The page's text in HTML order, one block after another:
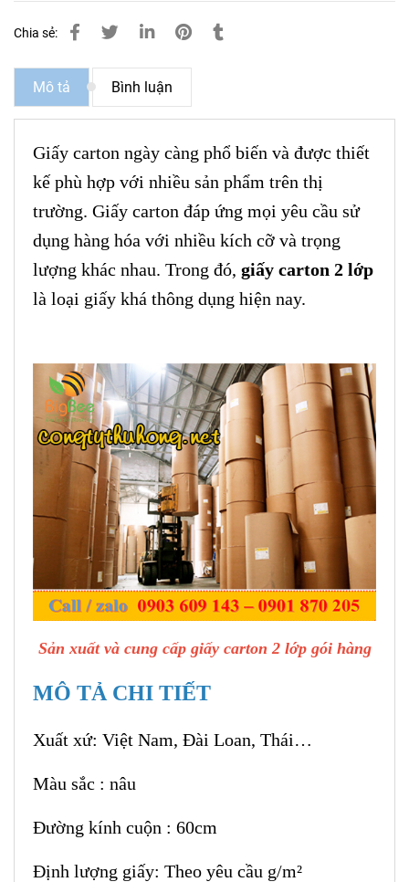
Chia sẻ:
Mô tả Bình luận
Giấy carton ngày càng phổ biến và được thiết
kế phù hợp với nhiều sản phẩm trên thị
trường. Giấy carton đáp ứng mọi yêu cầu sử
dụng hàng hóa với nhiều kích cỡ và trọng
lượng khác nhau. Trong đó, giấy carton 2 lớp
là loại giấy khá thông dụng hiện nay.
Sản xuất và cung cấp giấy carton 2 lớp gói hàng
MÔ TẢ CHI TIẾT
Xuất xứ: Việt Nam, Đài Loan, Thái…
Màu sắc : nâu
Đường kính cuộn : 60cm
Định lượng giấy: Theo yêu cầu g/m²